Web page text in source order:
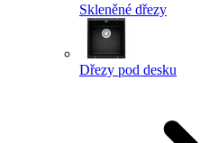
Skleněné dřezy
Dřezy pod desku